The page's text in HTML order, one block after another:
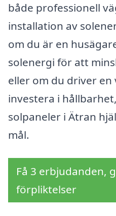
både professionell
installation av
om du är en
solenergi för att
eller om du driver en
investera i
solpaneler i Ätran
mål.
Få 3 erbjudanden,
förpliktelser